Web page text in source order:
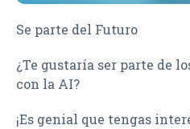
Se parte del Futuro
¿Te gustaría ser parte de
con la AI?
¡Es genial que tengas